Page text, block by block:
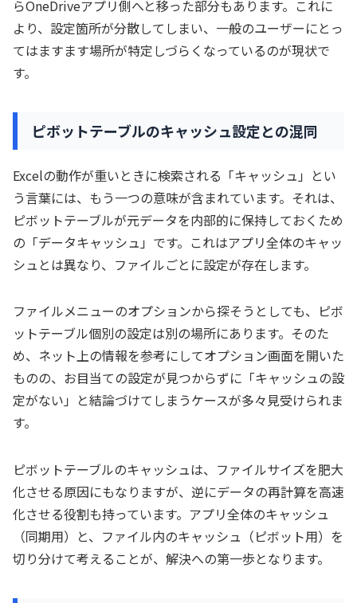
らOneDriveアプリ側へと移った部分もあります。これに
より、設定箇所が分散してしまい、一般のユーザーにとっ
てはますます場所が特定しづらくなっているのが現状で
す。
ピボットテーブルのキャッシュ設定との混同
Excelの動作が重いときに検索される「キャッシュ」とい
う言葉には、もう一つの意味が含まれています。それは、
ピボットテーブルが元データを内部的に保持しておくため
の「データキャッシュ」です。これはアプリ全体のキャッ
シュとは異なり、ファイルごとに設定が存在します。
ファイルメニューのオプションから探そうとしても、ピボ
ットテーブル個別の設定は別の場所にあります。そのた
め、ネット上の情報を参考にしてオプション画面を開いた
ものの、お目当ての設定が見つからずに「キャッシュの設
定がない」と結論づけてしまうケースが多々見受けられま
す。
ピボットテーブルのキャッシュは、ファイルサイズを肥大
化させる原因にもなりますが、逆にデータの再計算を高速
化させる役割も持っています。アプリ全体のキャッシュ
（同期用）と、ファイル内のキャッシュ（ピボット用）を
切り分けて考えることが、解決への第一歩となります。